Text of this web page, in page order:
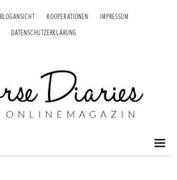
BLOGANSICHT KOOPERATIONEN IMPRESSUM
DATENSCHUTZERKLÄRUNG